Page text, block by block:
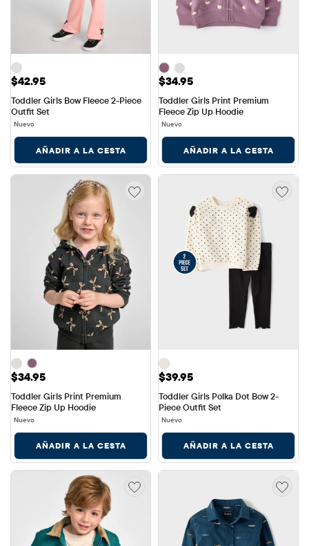
Precio: $42.95
$42.95
Toddler Girls Bow Fleece 2-Piece
Outfit Set
Nuevo
AÑADIR A LA CESTA
Precio: $34.95
$34.95
Toddler Girls Print Premium
Fleece Zip Up Hoodie
Nuevo
AÑADIR A LA CESTA
Precio: $34.95
$34.95
Toddler Girls Print Premium
Fleece Zip Up Hoodie
Nuevo
AÑADIR A LA CESTA
Precio: $39.95
$39.95
Toddler Girls Polka Dot Bow 2-
Piece Outfit Set
Nuevo
AÑADIR A LA CESTA